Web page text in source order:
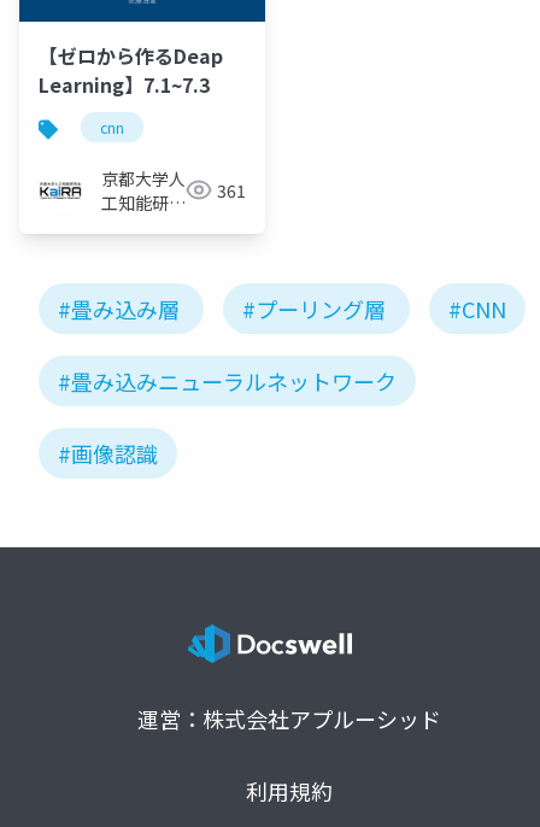
【ゼロから作るDeap
Learning】7.1~7.3
cnn
京都大学人
工知能研究
361
#畳み込み層 #プーリング層 #CNN
#畳み込みニューラルネットワーク
#画像認識
運営：株式会社アプルーシッド
利用規約